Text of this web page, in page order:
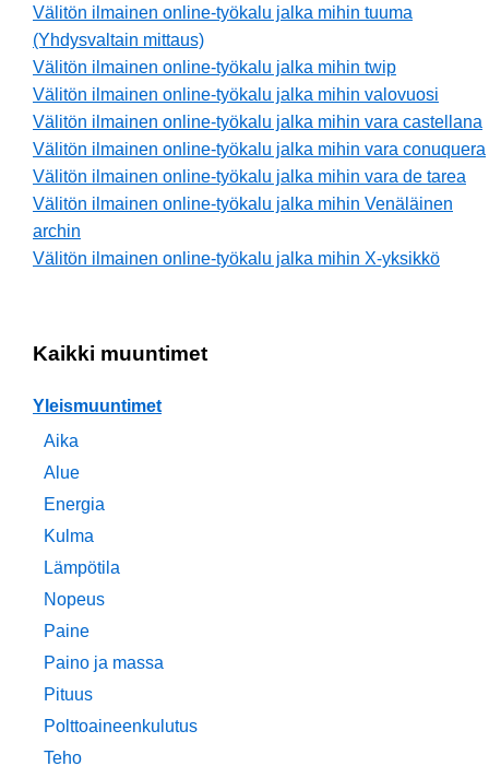
Välitön ilmainen online-työkalu jalka mihin tuuma
(Yhdysvaltain mittaus)
Välitön ilmainen online-työkalu jalka mihin twip
Välitön ilmainen online-työkalu jalka mihin valovuosi
Välitön ilmainen online-työkalu jalka mihin vara castellana
Välitön ilmainen online-työkalu jalka mihin vara conuquera
Välitön ilmainen online-työkalu jalka mihin vara de tarea
Välitön ilmainen online-työkalu jalka mihin Venäläinen
archin
Välitön ilmainen online-työkalu jalka mihin X-yksikkö
Kaikki muuntimet
Yleismuuntimet
Aika
Alue
Energia
Kulma
Lämpötila
Nopeus
Paine
Paino ja massa
Pituus
Polttoaineenkulutus
Teho